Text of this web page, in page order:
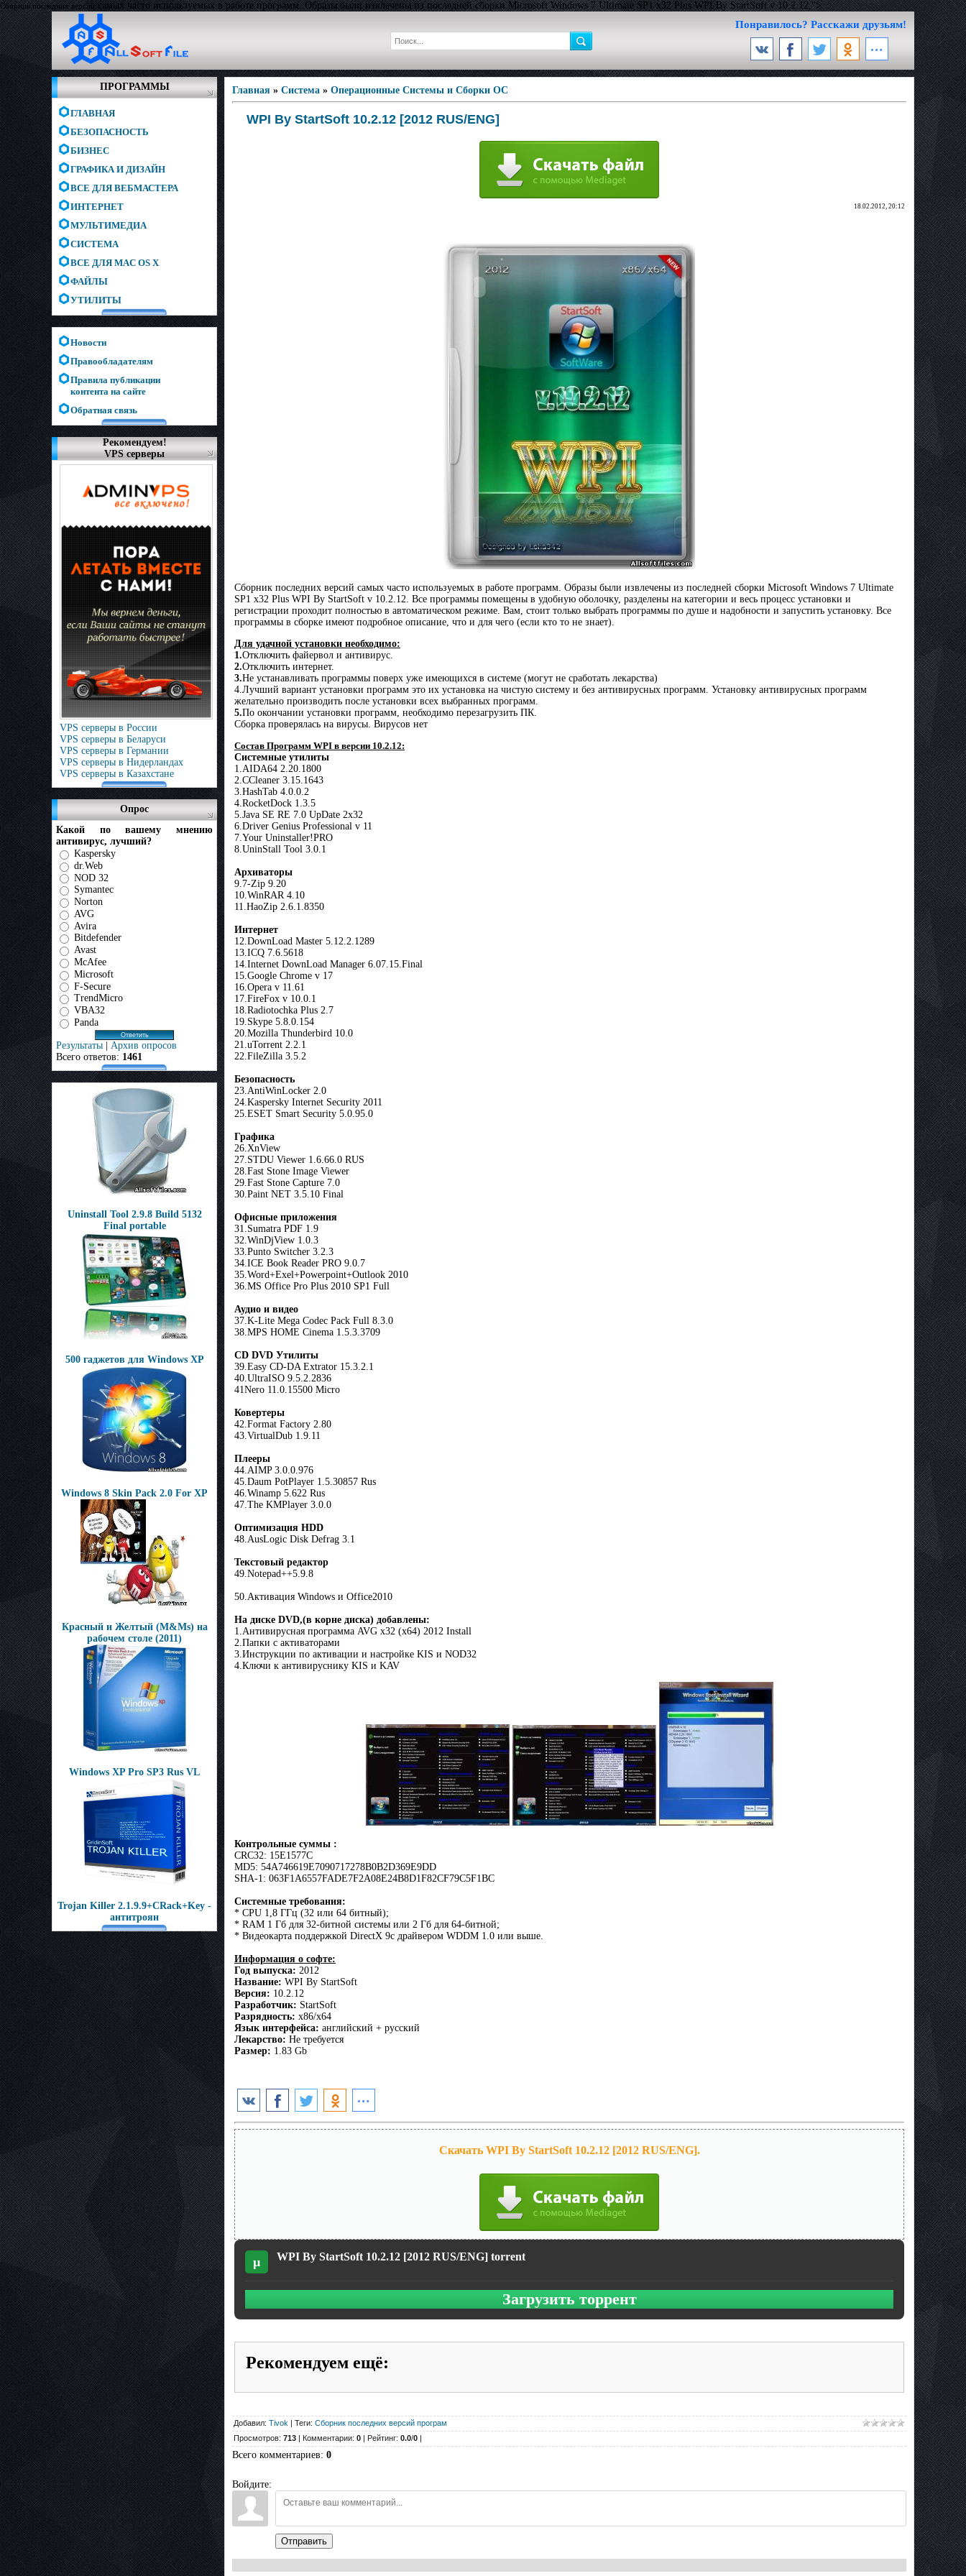
Сборник последних версийсамых часто используемых в работе программ. Образы были извлечены из последней сборки Microsoft Windows 7 Ultimate SP1 x32 Plus WPI By StartSoft v 10.2.12.">
Понравилось? Расскажи друзьям!
ПРОГРАММЫ
ГЛАВНАЯ
БЕЗОПАСНОСТЬ
БИЗНЕС
ГРАФИКА И ДИЗАЙН
ВСЕ ДЛЯ ВЕБМАСТЕРА
ИНТЕРНЕТ
МУЛЬТИМЕДИА
СИСТЕМА
ВСЕ ДЛЯ MAC OS X
ФАЙЛЫ
УТИЛИТЫ
Новости
Правообладателям
Правила публикации
контента на сайте
Обратная связь
Рекомендуем!
VPS серверы
VPS серверы в России
VPS серверы в Беларуси
VPS серверы в Германии
VPS серверы в Нидерландах
VPS серверы в Казахстане
Опрос
Какой по вашему мнению
антивирус, лучший?
Kaspersky
dr.Web
NOD 32
Symantec
Norton
AVG
Avira
Bitdefender
Avast
McAfee
Microsoft
F-Secure
TrendMicro
VBA32
Panda
Результаты | Архив опросов
Всего ответов: 1461
Uninstall Tool 2.9.8 Build 5132
Final portable
500 гаджетов для Windows XP
Windows 8 Skin Pack 2.0 For XP
Красный и Желтый (M&Ms) на
рабочем столе (2011)
Windows XP Pro SP3 Rus VL
Trojan Killer 2.1.9.9+CRack+Key -
антитроян
Главная » Система » Операционные Системы и Сборки ОС
WPI By StartSoft 10.2.12 [2012 RUS/ENG]
18.02.2012, 20:12
Сборник последних версий самых часто используемых в работе программ. Образы были извлечены из последней сборки Microsoft Windows 7 Ultimate
SP1 x32 Plus WPI By StartSoft v 10.2.12. Все программы помещены в удобную оболочку, разделены на категории и весь процесс установки и
регистрации проходит полностью в автоматическом режиме. Вам, стоит только выбрать программы по душе и надобности и запустить установку. Все
программы в сборке имеют подробное описание, что и для чего (если кто то не знает).
Для удачной установки необходимо:
1.Отключить файервол и антивирус.
2.Отключить интернет.
3.Не устанавливать программы поверх уже имеющихся в системе (могут не сработать лекарства)
4.Лучший вариант установки программ это их установка на чистую систему и без антивирусных программ. Установку антивирусных программ
желательно производить после установки всех выбранных программ.
5.По окончании установки программ, необходимо перезагрузить ПК.
Сборка проверялась на вирусы. Вирусов нет
Состав Программ WPI в версии 10.2.12:
Системные утилиты
1.AIDA64 2.20.1800
2.CCleaner 3.15.1643
3.HashTab 4.0.0.2
4.RocketDock 1.3.5
5.Java SE RE 7.0 UpDate 2x32
6.Driver Genius Professional v 11
7.Your Uninstaller!PRO
8.UninStall Tool 3.0.1
Архиваторы
9.7-Zip 9.20
10.WinRAR 4.10
11.HaoZip 2.6.1.8350
Интернет
12.DownLoad Master 5.12.2.1289
13.ICQ 7.6.5618
14.Internet DownLoad Manager 6.07.15.Final
15.Google Chrome v 17
16.Opera v 11.61
17.FireFox v 10.0.1
18.Radiotochka Plus 2.7
19.Skype 5.8.0.154
20.Mozilla Thunderbird 10.0
21.uTorrent 2.2.1
22.FileZilla 3.5.2
Безопасность
23.AntiWinLocker 2.0
24.Kaspersky Internet Security 2011
25.ESET Smart Security 5.0.95.0
Графика
26.XnView
27.STDU Viewer 1.6.66.0 RUS
28.Fast Stone Image Viewer
29.Fast Stone Capture 7.0
30.Paint NET 3.5.10 Final
Офисные приложения
31.Sumatra PDF 1.9
32.WinDjView 1.0.3
33.Punto Switcher 3.2.3
34.ICE Book Reader PRO 9.0.7
35.Word+Exel+Powerpoint+Outlook 2010
36.MS Office Pro Plus 2010 SP1 Full
Аудио и видео
37.K-Lite Mega Codec Pack Full 8.3.0
38.MPS HOME Cinema 1.5.3.3709
CD DVD Утилиты
39.Easy CD-DA Extrator 15.3.2.1
40.UltraISO 9.5.2.2836
41Nero 11.0.15500 Micro
Ковертеры
42.Format Factory 2.80
43.VirtualDub 1.9.11
Плееры
44.AIMP 3.0.0.976
45.Daum PotPlayer 1.5.30857 Rus
46.Winamp 5.622 Rus
47.The KMPlayer 3.0.0
Оптимизация HDD
48.AusLogic Disk Defrag 3.1
Текстовый редактор
49.Notepad++5.9.8
50.Активация Windows и Office2010
На диске DVD,(в корне диска) добавлены:
1.Антивирусная программа AVG x32 (x64) 2012 Install
2.Папки с активаторами
3.Инструкции по активации и настройке KIS и NOD32
4.Ключи к антивируснику KIS и KAV
Контрольные суммы :
CRC32: 15E1577C
MD5: 54A746619E7090717278B0B2D369E9DD
SHA-1: 063F1A6557FADE7F2A08E24B8D1F82CF79C5F1BC
Системные требования:
* CPU 1,8 ГГц (32 или 64 битный);
* RAM 1 Гб для 32-битной системы или 2 Гб для 64-битной;
* Видеокарта поддержкой DirectX 9с драйвером WDDM 1.0 или выше.
Информация о софте:
Год выпуска: 2012
Название: WPI By StartSoft
Версия: 10.2.12
Разработчик: StartSoft
Разрядность: x86/x64
Язык интерфейса: английский + русский
Лекарство: Не требуется
Размер: 1.83 Gb
Скачать WPI By StartSoft 10.2.12 [2012 RUS/ENG].
µ WPI By StartSoft 10.2.12 [2012 RUS/ENG] torrent
Загрузить торрент
Рекомендуем ещё:
Добавил: Tivok | Теги: Сборник последних версий програм
Просмотров: 713 | Комментарии: 0 | Рейтинг: 0.0/0 |
Всего комментариев: 0
Войдите:
Отправить